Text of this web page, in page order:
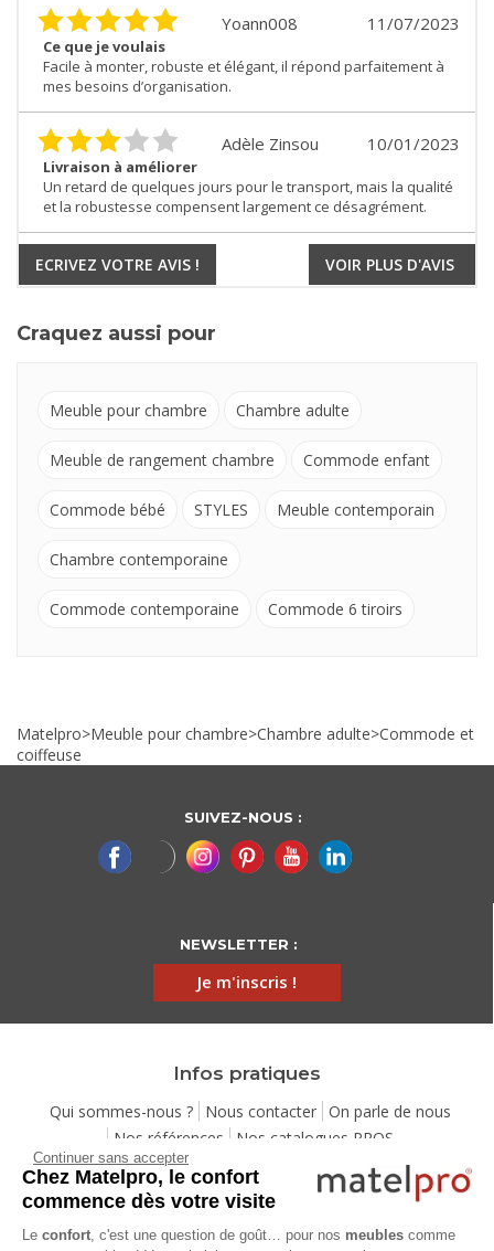
11/07/2023
Yoann008
Ce que je voulais
Facile à monter, robuste et élégant, il répond parfaitement à
mes besoins d’organisation.
10/01/2023
Adèle Zinsou
Livraison à améliorer
Un retard de quelques jours pour le transport, mais la qualité
et la robustesse compensent largement ce désagrément.
ECRIVEZ VOTRE AVIS ! VOIR PLUS D'AVIS
Craquez aussi pour
Meuble pour chambre Chambre adulte
Meuble de rangement chambre Commode enfant
Commode bébé STYLES Meuble contemporain
Chambre contemporaine
Commode contemporaine Commode 6 tiroirs
Matelpro>Meuble pour chambre>Chambre adulte>Commode et
coiffeuse
SUIVEZ-NOUS :
NEWSLETTER :
Je m'inscris !
Infos pratiques
Qui sommes-nous ? Nous contacter
On parle de nous
Nos références
Nos catalogues PROS
Demande de devis gratuit
Mentions légales
Conditions générales de vente
Protection de la vie privée
Programme de fidélité
Pack Sérénité Cartes cadeaux
Continuer sans accepter
Chez Matelpro, le confort
commence dès votre visite
Le confort, c'est une question de goût… pour nos meubles comme